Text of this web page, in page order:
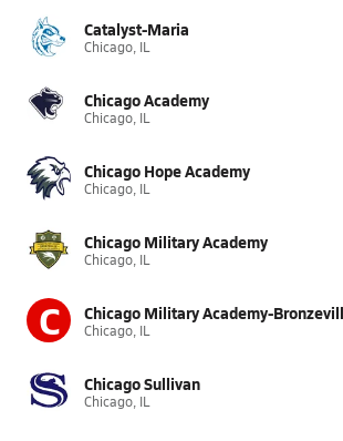
Catalyst-Maria
Chicago, IL
Chicago Academy
Chicago, IL
Chicago Hope Academy
Chicago, IL
Chicago Military Academy
Chicago, IL
C Chicago, IL
Chicago Sullivan
Chicago, IL